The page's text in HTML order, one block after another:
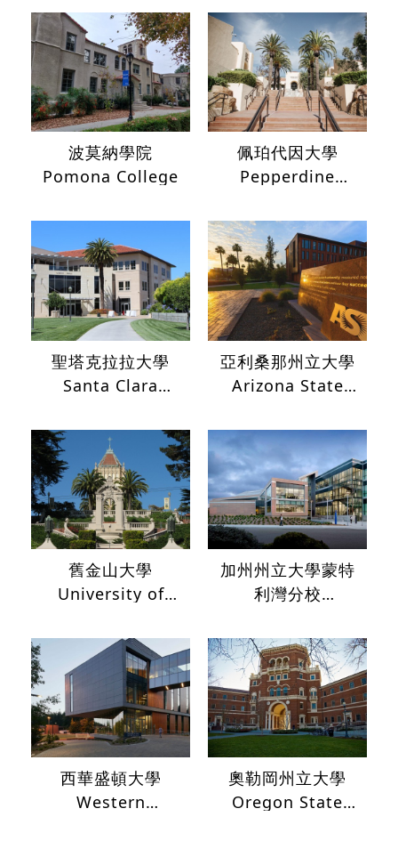
Diego
波莫納學院
Pomona College
佩珀代因大學
Pepperdine
聖塔克拉拉大學
Santa Clara
亞利桑那州立大學
Arizona State
舊金山大學
University of
加州州立大學蒙特
利灣分校
University
Monterey Bay
西華盛頓大學
Western
奧勒岡州立大學
Oregon State